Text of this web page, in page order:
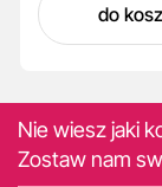
do
Nie wiesz jaki
Zostaw nam